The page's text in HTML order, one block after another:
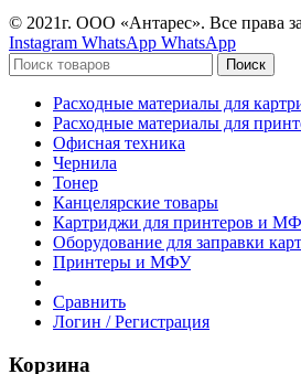
© 2021г. ООО «Антарес». Все права
Instagram WhatsApp WhatsApp
Поиск
Расходные материалы для
Расходные материалы для
Офисная техника
Чернила
Тонер
Канцелярские товары
Картриджи для принтеров и
Оборудование для заправки
Принтеры и МФУ
Сравнить
Логин / Регистрация
Корзина